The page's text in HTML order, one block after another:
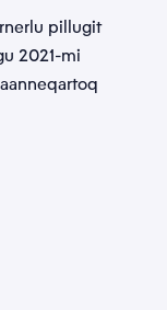
pillugit
2021-mi